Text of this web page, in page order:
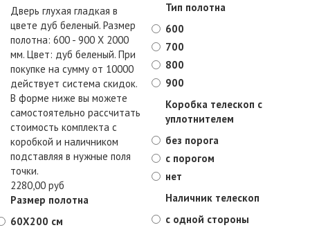
Дверь глухая гладкая в
цвете дуб беленый. Размер
полотна: 600 - 900 Х 2000
мм. Цвет: дуб беленый. При
покупке на сумму от 10000
действует система скидок.
В форме ниже вы можете
самостоятельно рассчитать
стоимость комплекта с
коробкой и наличником
подставляя в нужные поля
точки.
2280,00 руб
Размер полотна
60X200 см
Тип полотна
600
700
800
900
Коробка телескоп с
уплотнителем
без порога
с порогом
нет
Наличник телескоп
с одной стороны